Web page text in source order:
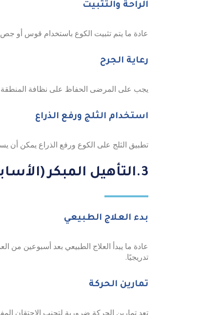
الراحة والتثبيت
عادة ما يتم تثبيت الكوع باستخدام قوس أو
رعاية الجرح
يجب على المرضى الحفاظ على نظافة المنطقة
استخدام الثلج ورفع الذراع
تطبيق الثلج على الكوع ورفع الذراع يمكن أن
3.التأهيل المبكر (الأسابيع 2-6)
بدء العلاج الطبيعي
عادة ما يبدأ العلاج الطبيعي بعد أسبوعين من
تدريجيًا.
تمارين الحركة
تعد تمارين الحركة ضرورية لتجنب الاحتقان